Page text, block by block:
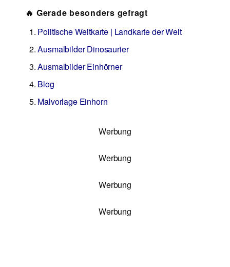
🔥 Gerade besonders gefragt
Politische Weltkarte | Landkarte der Welt
Ausmalbilder Dinosaurier
Ausmalbilder Einhörner
Blog
Malvorlage Einhorn
Werbung
Werbung
Werbung
Werbung